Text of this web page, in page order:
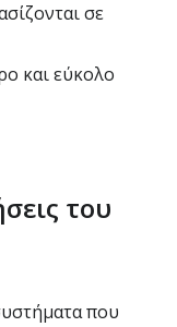
σε
και εύκολο
του
που